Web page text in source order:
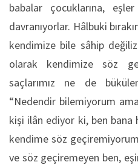
babalar çocuklarına,
davranıyorlar. Hâlbuki
kendimize bile sâhip
olarak kendimize söz
saçlarımız ne de
“Nedendir bilemiyorum
kişi ilân ediyor ki, ben bana
kendime söz
ve söz geçiremeyen ben,